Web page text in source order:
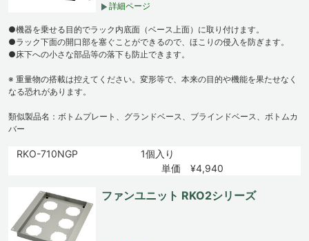
詳細ページ
●機器を乗せる目的でラック内底面（ベース上面）に取り付けます。
●ラック下面の開口部を塞ぐことができるので、ほこりの侵入を防ぎます。
●床下への小さな部品等の落下も防止できます。
※ 重量物の搭載は控えてください。変形等で、本来の目的や機能を果たせなく
なる恐れがあります。
類似製品名：ボトムプレート、グランドベース、ブラインドベース、ボトムカ
バー
RKO-710NGP
1個入り
単価 ¥4,940
ファンユニット RKO2シリーズ